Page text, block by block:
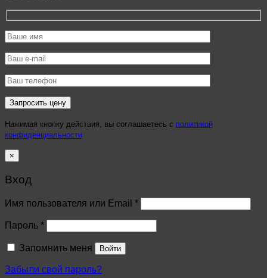
Нажимая кнопку действия, вы соглашаетесь с политикой
конфиденциальности
×
Вход
Имя пользователя или Email *
Пароль *
Запомнить меня Войти
Забыли свой пароль?